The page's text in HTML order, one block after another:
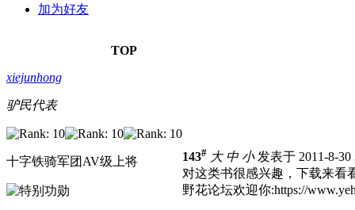
加为好友
TOP
xiejunhong
驴民代表
十字铁骑军团AV级上将 143# 大 中 小发表于 2011-8-
对这类书很感兴趣，下载来看
野花论坛欢迎你:https://